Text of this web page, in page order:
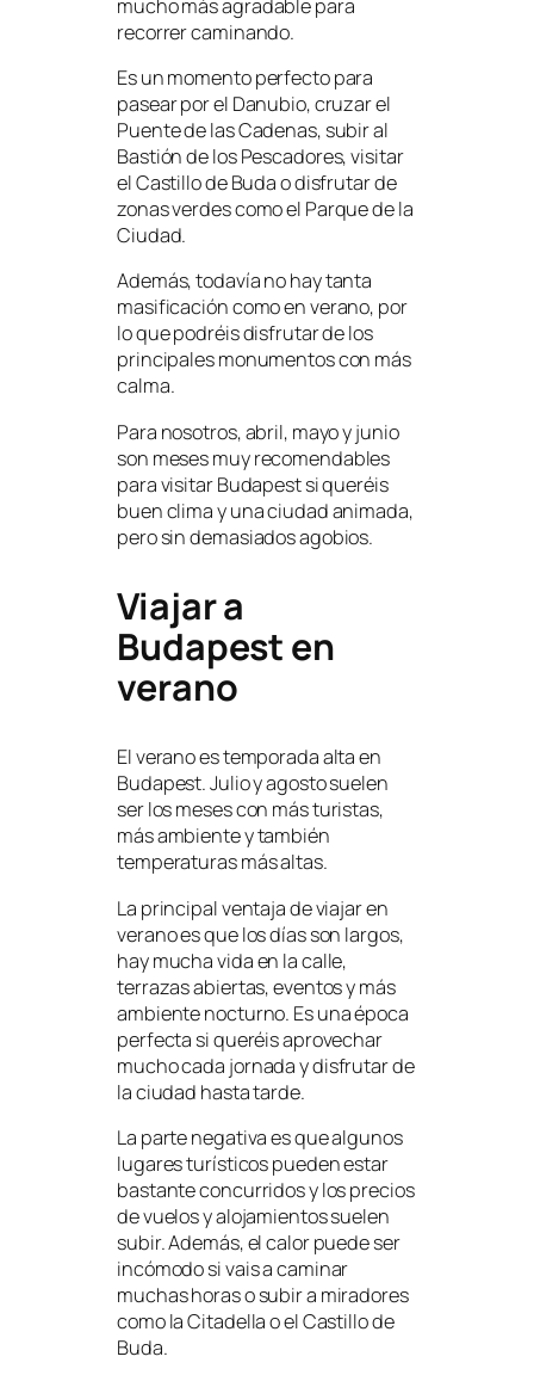
mucho más agradable para
recorrer caminando.
Es un momento perfecto para
pasear por el Danubio, cruzar el
Puente de las Cadenas, subir al
Bastión de los Pescadores, visitar
el Castillo de Buda o disfrutar de
zonas verdes como el Parque de la
Ciudad.
Además, todavía no hay tanta
masificación como en verano, por
lo que podréis disfrutar de los
principales monumentos con más
calma.
Para nosotros, abril, mayo y junio
son meses muy recomendables
para visitar Budapest si queréis
buen clima y una ciudad animada,
pero sin demasiados agobios.
Viajar a
Budapest en
verano
El verano es temporada alta en
Budapest. Julio y agosto suelen
ser los meses con más turistas,
más ambiente y también
temperaturas más altas.
La principal ventaja de viajar en
verano es que los días son largos,
hay mucha vida en la calle,
terrazas abiertas, eventos y más
ambiente nocturno. Es una época
perfecta si queréis aprovechar
mucho cada jornada y disfrutar de
la ciudad hasta tarde.
La parte negativa es que algunos
lugares turísticos pueden estar
bastante concurridos y los precios
de vuelos y alojamientos suelen
subir. Además, el calor puede ser
incómodo si vais a caminar
muchas horas o subir a miradores
como la Citadella o el Castillo de
Buda.